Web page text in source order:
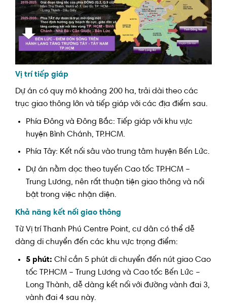
Vị trí tiếp giáp
Dự án có quy mô khoảng 200 ha, trải dài theo các
trục giao thông lớn và tiếp giáp với các địa điểm sau.
Phía Đông và Đông Bắc: Tiếp giáp với khu vực
huyện Bình Chánh, TP.HCM.
Phía Tây: Kết nối sâu vào trung tâm huyện Bến Lức.
Dự án nằm dọc theo tuyến Cao tốc TP.HCM –
Trung Lương, nên rất thuận tiện giao thông và nổi
bật trong việc nhận diện.
Khả năng kết nối giao thông
Từ Vị trí Thanh Phú Centre Point, cư dân có thể dễ
dàng di chuyển đến các khu vực trọng điểm:
5 phút: Chỉ cần 5 phút di chuyển đến nút giao Cao
tốc TP.HCM – Trung Lương và Cao tốc Bến Lức –
Long Thành, dễ dàng kết nối với đường vành đai 3,
vành đai 4 sau này.